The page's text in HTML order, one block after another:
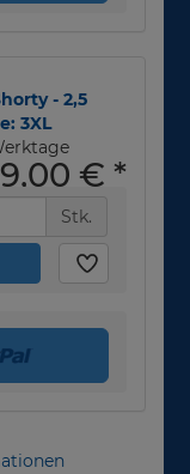
- 2,5
3XL
€ *
Stk.